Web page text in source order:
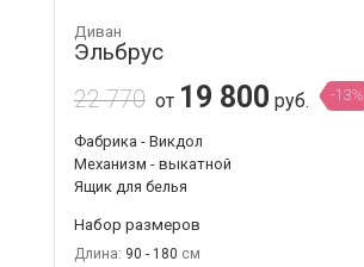
Диван
Эльбрус
22 770 от 19 800 руб. -13%
Фабрика - Викдол
Механизм - выкатной
Ящик для белья
Набор размеров
Длина: 90 - 180